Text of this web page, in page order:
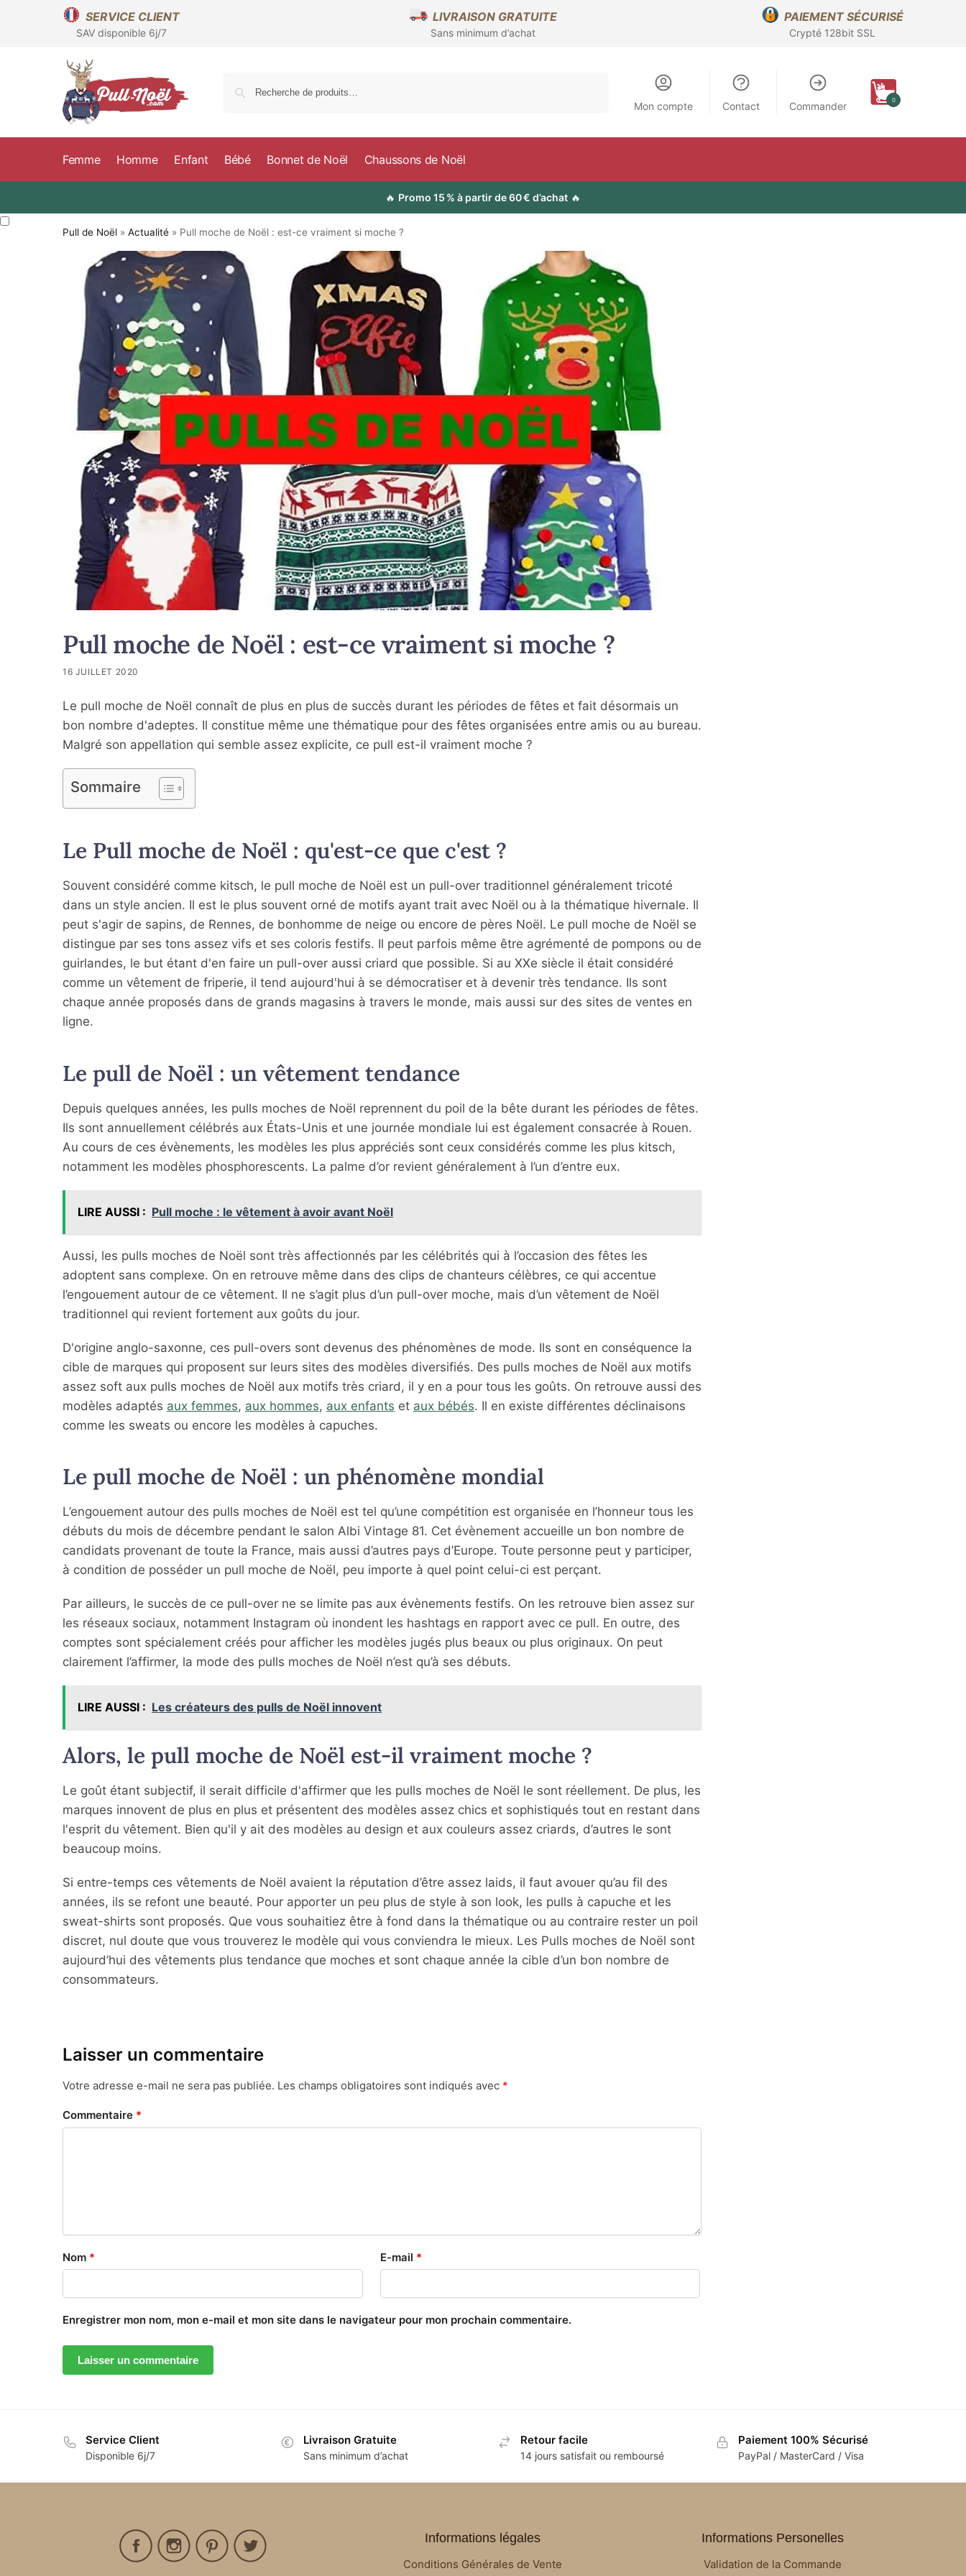
SERVICE CLIENT
SAV disponible 6j/7
LIVRAISON GRATUITE
Sans minimum d’achat
PAIEMENT SÉCURISÉ
Crypté 128bit SSL
Mon compte Contact Commander 0
Femme Homme Enfant Bébé Bonnet de Noël Chaussons de Noël
🔥 Promo 15 % à partir de 60 € d’achat 🔥
Pull de Noël » Actualité » Pull moche de Noël : est-ce vraiment si moche ?
Pull moche de Noël : est-ce vraiment si moche ?
16 JUILLET 2020
Le pull moche de Noël connaît de plus en plus de succès durant les périodes de fêtes et fait désormais un
bon nombre d'adeptes. Il constitue même une thématique pour des fêtes organisées entre amis ou au bureau.
Malgré son appellation qui semble assez explicite, ce pull est-il vraiment moche ?
Sommaire
Le Pull moche de Noël : qu'est-ce que c'est ?
Souvent considéré comme kitsch, le pull moche de Noël est un pull-over traditionnel généralement tricoté
dans un style ancien. Il est le plus souvent orné de motifs ayant trait avec Noël ou à la thématique hivernale. Il
peut s'agir de sapins, de Rennes, de bonhomme de neige ou encore de pères Noël. Le pull moche de Noël se
distingue par ses tons assez vifs et ses coloris festifs. Il peut parfois même être agrémenté de pompons ou de
guirlandes, le but étant d'en faire un pull-over aussi criard que possible. Si au XXe siècle il était considéré
comme un vêtement de friperie, il tend aujourd'hui à se démocratiser et à devenir très tendance. Ils sont
chaque année proposés dans de grands magasins à travers le monde, mais aussi sur des sites de ventes en
ligne.
Le pull de Noël : un vêtement tendance
Depuis quelques années, les pulls moches de Noël reprennent du poil de la bête durant les périodes de fêtes.
Ils sont annuellement célébrés aux États-Unis et une journée mondiale lui est également consacrée à Rouen.
Au cours de ces évènements, les modèles les plus appréciés sont ceux considérés comme les plus kitsch,
notamment les modèles phosphorescents. La palme d’or revient généralement à l’un d’entre eux.
LIRE AUSSI : Pull moche : le vêtement à avoir avant Noël
Aussi, les pulls moches de Noël sont très affectionnés par les célébrités qui à l’occasion des fêtes les
adoptent sans complexe. On en retrouve même dans des clips de chanteurs célèbres, ce qui accentue
l’engouement autour de ce vêtement. Il ne s’agit plus d’un pull-over moche, mais d’un vêtement de Noël
traditionnel qui revient fortement aux goûts du jour.
D'origine anglo-saxonne, ces pull-overs sont devenus des phénomènes de mode. Ils sont en conséquence la
cible de marques qui proposent sur leurs sites des modèles diversifiés. Des pulls moches de Noël aux motifs
assez soft aux pulls moches de Noël aux motifs très criard, il y en a pour tous les goûts. On retrouve aussi des
modèles adaptés aux femmes, aux hommes, aux enfants et aux bébés. Il en existe différentes déclinaisons
comme les sweats ou encore les modèles à capuches.
Le pull moche de Noël : un phénomène mondial
L’engouement autour des pulls moches de Noël est tel qu’une compétition est organisée en l’honneur tous les
débuts du mois de décembre pendant le salon Albi Vintage 81. Cet évènement accueille un bon nombre de
candidats provenant de toute la France, mais aussi d’autres pays d’Europe. Toute personne peut y participer,
à condition de posséder un pull moche de Noël, peu importe à quel point celui-ci est perçant.
Par ailleurs, le succès de ce pull-over ne se limite pas aux évènements festifs. On les retrouve bien assez sur
les réseaux sociaux, notamment Instagram où inondent les hashtags en rapport avec ce pull. En outre, des
comptes sont spécialement créés pour afficher les modèles jugés plus beaux ou plus originaux. On peut
clairement l’affirmer, la mode des pulls moches de Noël n’est qu’à ses débuts.
LIRE AUSSI : Les créateurs des pulls de Noël innovent
Alors, le pull moche de Noël est-il vraiment moche ?
Le goût étant subjectif, il serait difficile d'affirmer que les pulls moches de Noël le sont réellement. De plus, les
marques innovent de plus en plus et présentent des modèles assez chics et sophistiqués tout en restant dans
l'esprit du vêtement. Bien qu'il y ait des modèles au design et aux couleurs assez criards, d’autres le sont
beaucoup moins.
Si entre-temps ces vêtements de Noël avaient la réputation d’être assez laids, il faut avouer qu’au fil des
années, ils se refont une beauté. Pour apporter un peu plus de style à son look, les pulls à capuche et les
sweat-shirts sont proposés. Que vous souhaitiez être à fond dans la thématique ou au contraire rester un poil
discret, nul doute que vous trouverez le modèle qui vous conviendra le mieux. Les Pulls moches de Noël sont
aujourd’hui des vêtements plus tendance que moches et sont chaque année la cible d’un bon nombre de
consommateurs.
Laisser un commentaire
Votre adresse e-mail ne sera pas publiée. Les champs obligatoires sont indiqués avec *
Commentaire *
Nom * E-mail *
Enregistrer mon nom, mon e-mail et mon site dans le navigateur pour mon prochain commentaire.
Service Client
Disponible 6j/7
Livraison Gratuite
Sans minimum d’achat
Retour facile
14 jours satisfait ou remboursé
Paiement 100% Sécurisé
PayPal / MasterCard / Visa
Informations légales
Conditions Générales de Vente
Informations Personelles
Validation de la Commande